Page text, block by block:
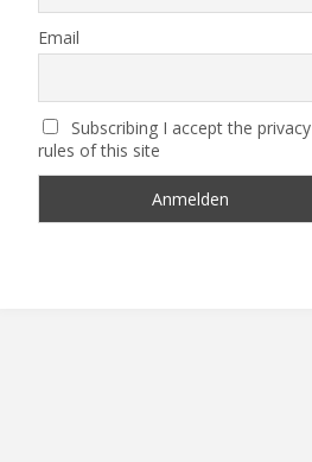
Email
Subscribing I accept the privacy
rules of this site